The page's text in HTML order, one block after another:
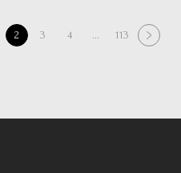
2 3 4 ... 113